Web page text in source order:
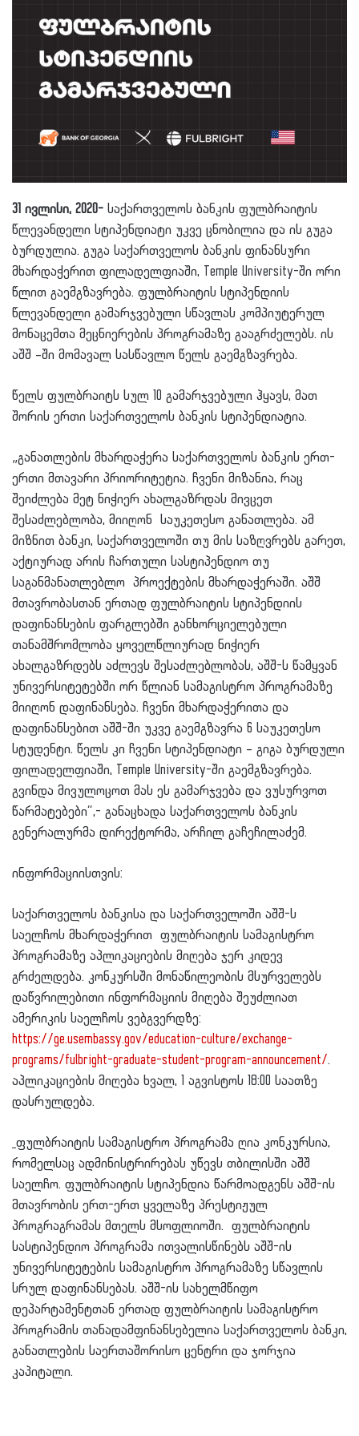
31 ივლისი, 2020- საქართველოს ბანკის ფულბრაიტის
წლევანდელი სტიპენდიატი უკვე ცნობილია და ის გუგა
ბურდულია. გუგა საქართველოს ბანკის ფინანსური
მხარდაჭერით ფილადელფიაში, Temple University-ში ორი
წლით გაემგზავრება. ფულბრაიტის სტიპენდიის
წლევანდელი გამარჯვებული სწავლას კომპიუტერულ
მონაცემთა მეცნიერების პროგრამაზე გააგრძელებს. ის
აშშ –ში მომავალ სასწავლო წელს გაემგზავრება.
წელს ფულბრაიტს სულ 10 გამარჯვებული ჰყავს, მათ
შორის ერთი საქართველოს ბანკის სტიპენდიატია.
„განათლების მხარდაჭერა საქართველოს ბანკის ერთ-
ერთი მთავარი პრიორიტეტია. ჩვენი მიზანია, რაც
შეიძლება მეტ ნიჭიერ ახალგაზრდას მივცეთ
შესაძლებლობა, მიიღონ საუკეთესო განათლება. ამ
მიზნით ბანკი, საქართველოში თუ მის საზღვრებს გარეთ,
აქტიურად არის ჩართული სასტიპენდიო თუ
საგანმანათლებლო პროექტების მხარდაჭერაში. აშშ
მთავრობასთან ერთად ფულბრაიტის სტიპენდიის
დაფინანსების ფარგლებში განხორციელებული
თანამშრომლობა ყოველწლიურად ნიჭიერ
ახალგაზრდებს აძლევს შესაძლებლობას, აშშ-ს წამყვან
უნივერსიტეტებში ორ წლიან სამაგისტრო პროგრამაზე
მიიღონ დაფინანსება. ჩვენი მხარდაჭერითა და
დაფინანსებით აშშ-ში უკვე გაემგზავრა 6 საუკეთესო
სტუდენტი. წელს კი ჩვენი სტიპენდიატი – გიგა ბურდული
ფილადელფიაში, Temple University-ში გაემგზავრება.
გვინდა მივულოცოთ მას ეს გამარჯვება და ვუსურვოთ
წარმატებები“,- განაცხადა საქართველოს ბანკის
გენერალურმა დირექტორმა, არჩილ გაჩეჩილაძემ.
ინფორმაციისთვის:
საქართველოს ბანკისა და საქართველოში აშშ-ს
საელჩოს მხარდაჭერით ფულბრაიტის სამაგისტრო
პროგრამაზე აპლიკაციების მიღება ჯერ კიდევ
გრძელდება. კონკურსში მონაწილეობის მსურველებს
დაწვრილებითი ინფორმაციის მიღება შეუძლიათ
ამერიკის საელჩოს ვებგვერდზე:
https://ge.usembassy.gov/education-culture/exchange-
programs/fulbright-graduate-student-program-announcement/.
აპლიკაციების მიღება ხვალ, 1 აგვისტოს 18:00 საათზე
დასრულდება.
ფულბრაიტის სამაგისტრო პროგრამა ღია კონკურსია,
რომელსაც ადმინისტრირებას უწევს თბილისში აშშ
საელჩო. ფულბრაიტის სტიპენდია წარმოადგენს აშშ-ის
მთავრობის ერთ-ერთ ყველაზე პრესტიჟულ
პროგრაგრამას მთელს მსოფლიოში. ფულბრაიტის
სასტიპენდიო პროგრამა ითვალისწინებს აშშ-ის
უნივერსიტეტების სამაგისტრო პროგრამაზე სწავლის
სრულ დაფინანსებას. აშშ-ის სახელმწიფო
დეპარტამენტთან ერთად ფულბრაიტის სამაგისტრო
პროგრამის თანადამფინანსებელია საქართველოს ბანკი,
განათლების საერთაშორისო ცენტრი და ჯორჯია
კაპიტალი.